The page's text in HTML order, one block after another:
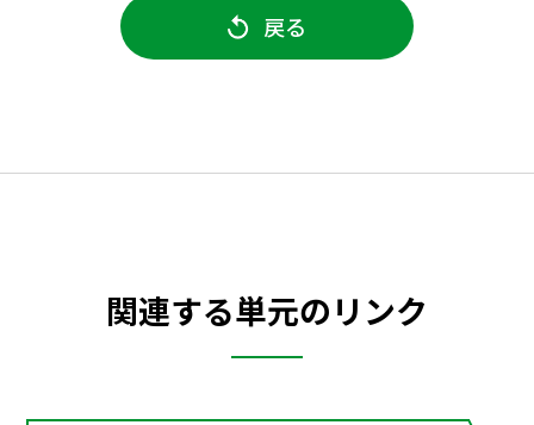
戻る
関連する単元のリンク